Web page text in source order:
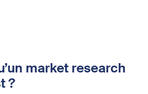
market research
?